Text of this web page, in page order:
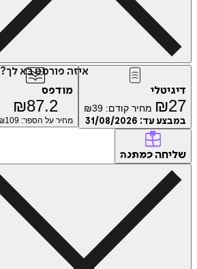
איזה פורמט בא לך?
דיגיטלי
₪27 מחיר קודם: ₪39
במבצע עד: 31/08/2026
מודפס
₪87.2
מחיר על הספר: ₪ 109
שליחה כמתנה